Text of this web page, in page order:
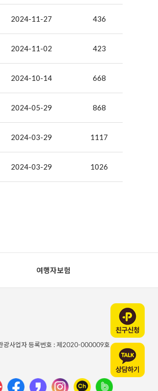
2024-11-27 436
2024-11-02 423
2024-10-14 668
2024-05-29 868
2024-03-29 1117
2024-03-29 1026
여행자보험
광사업자 등록번호 : 제2020-000009호